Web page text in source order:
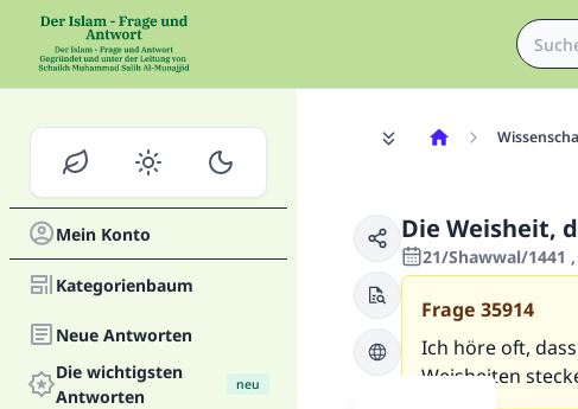
Mein Konto
Kategorienbaum
Neue Antworten
Die wichtigsten
Antworten
neu
Die Weisheit,
21/Shawwal/1441
Frage 35914
Ich höre oft,
Weisheiten